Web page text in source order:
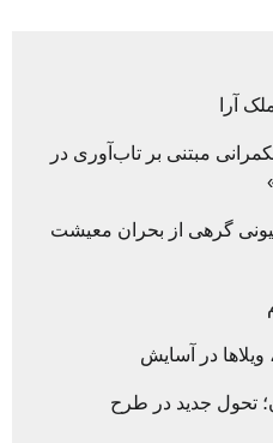
آرا
مبتنی بر تاب‌آوری در
حق مسکن ۳ میلیونی گرهی از بحران معیشت
ویلاها در آسایش
تومان؛ تحول جدید در طرح